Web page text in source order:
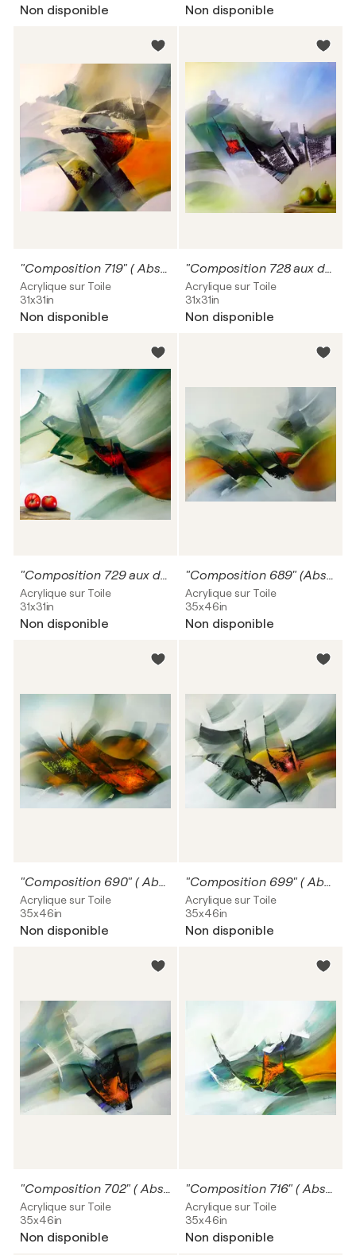
Non disponible Non disponible
"Composition 719" ( Abstraction lyrique )
Acrylique sur Toile
31x31in
Non disponible
"Composition 728 aux deux poires" ( Abstraction lyrique )
Acrylique sur Toile
31x31in
Non disponible
"Composition 729 aux deux pommes" ( Abstraction lyrique )
Acrylique sur Toile
31x31in
Non disponible
"Composition 689" (Abstraction lyrique )
Acrylique sur Toile
35x46in
Non disponible
"Composition 690" ( Abstraction lyrique )
Acrylique sur Toile
35x46in
Non disponible
"Composition 699" ( Abstraction lyrique )
Acrylique sur Toile
35x46in
Non disponible
"Composition 702" ( Abstraction lyrique )
Acrylique sur Toile
35x46in
Non disponible
"Composition 716" ( Abstraction lyrique )
Acrylique sur Toile
35x46in
Non disponible